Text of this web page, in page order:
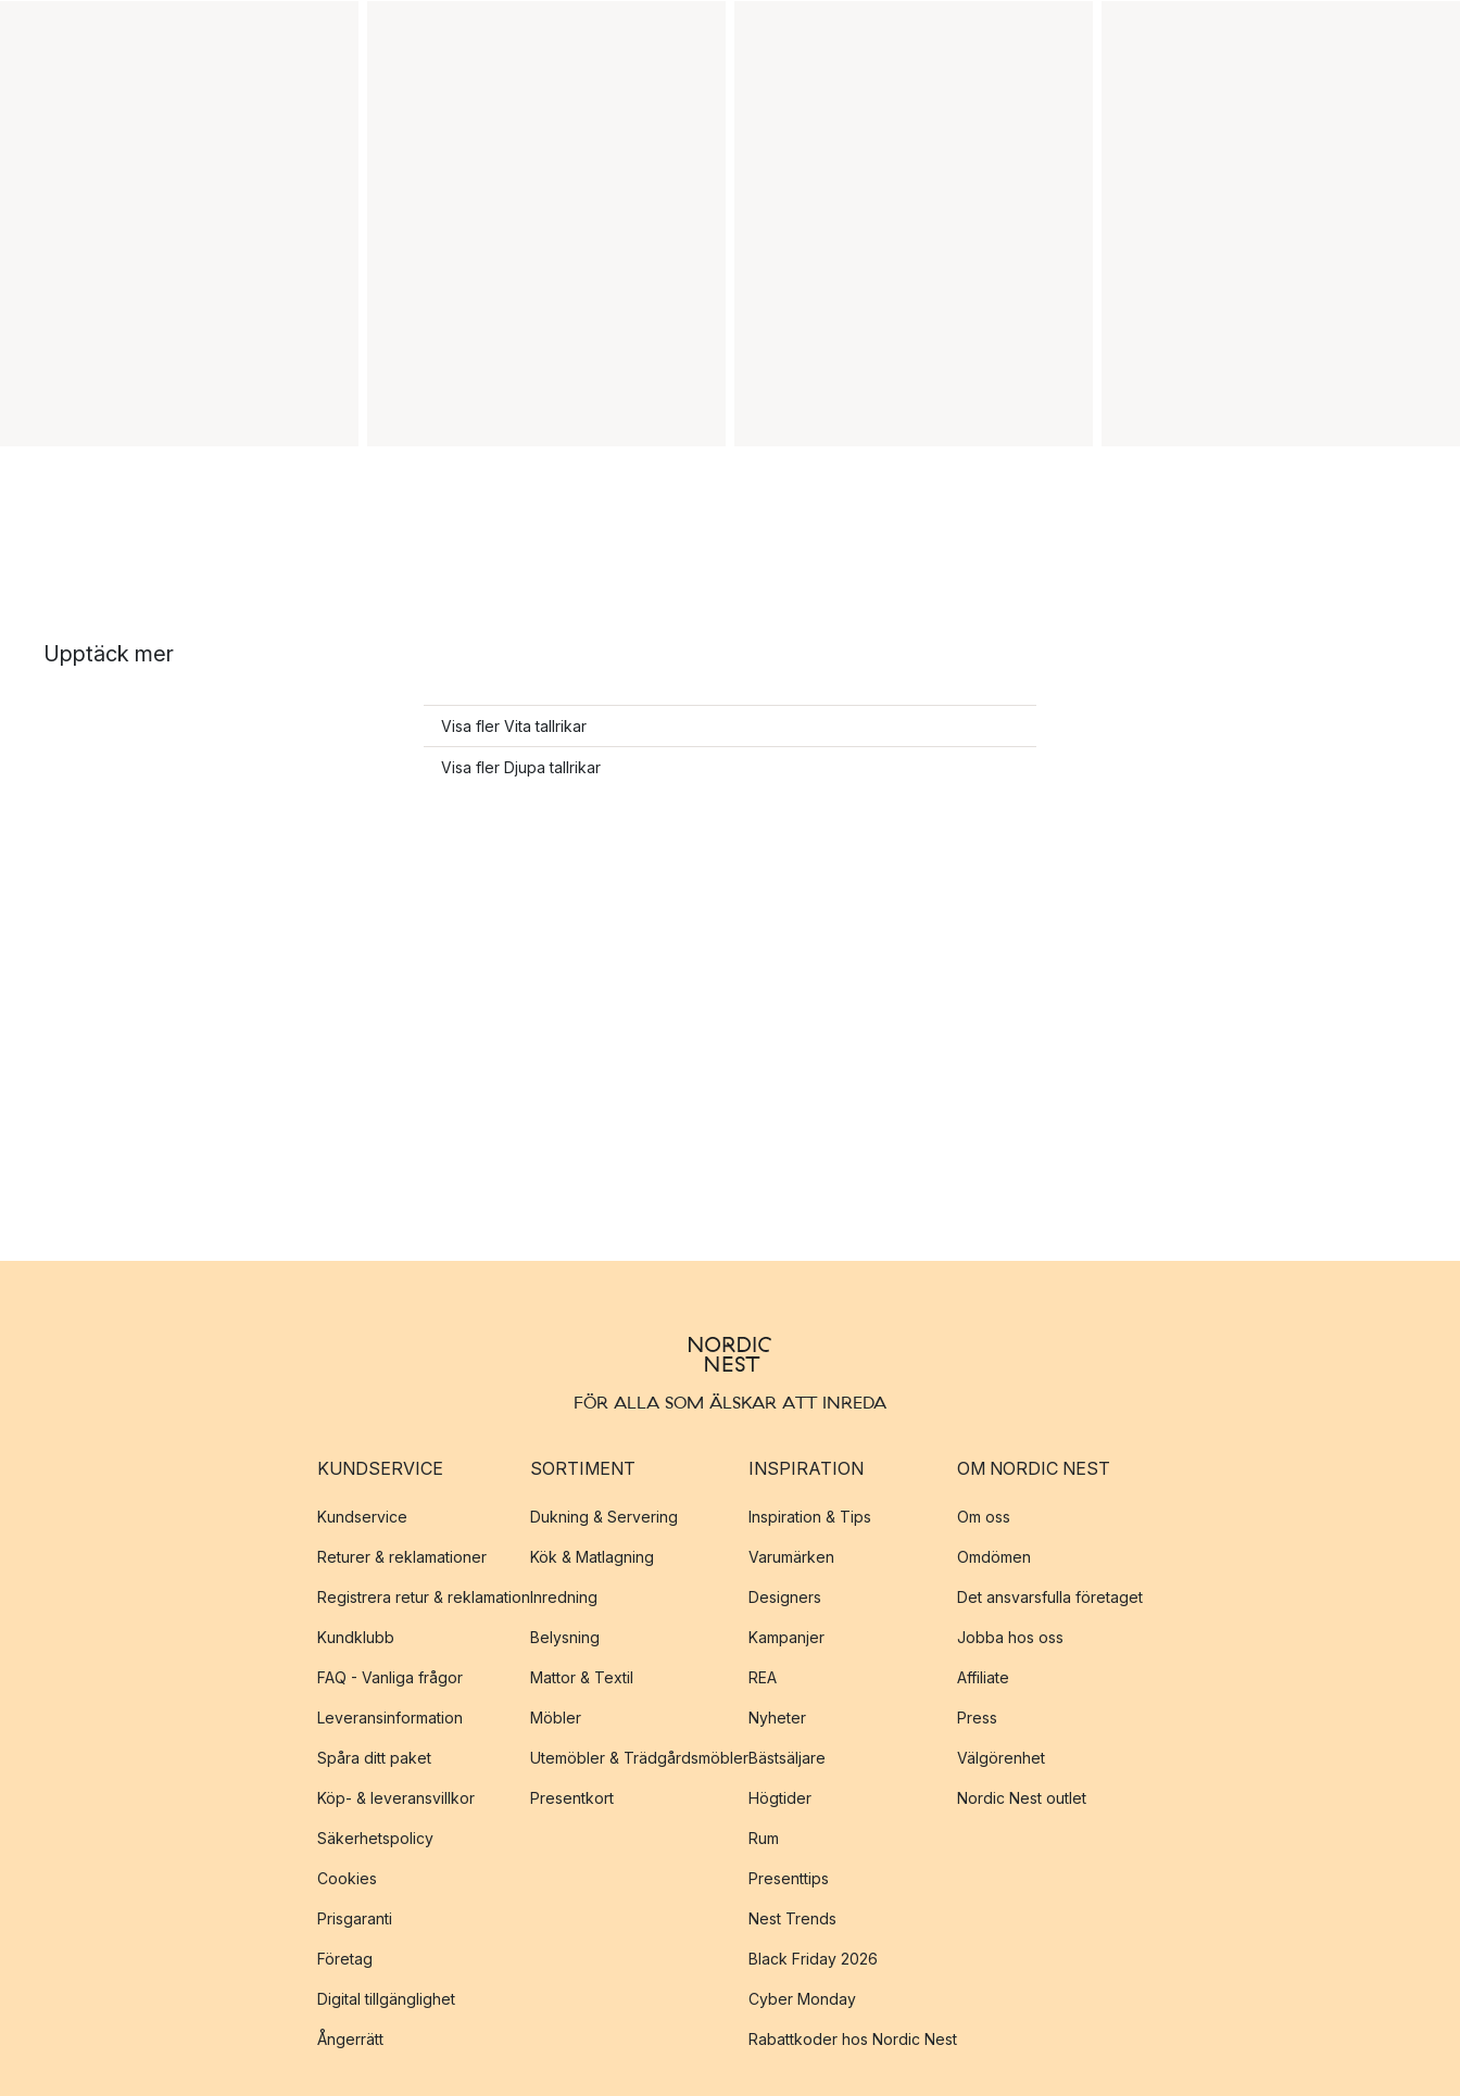
Upptäck mer
Visa fler Vita tallrikar
Visa fler Djupa tallrikar
FÖR ALLA SOM ÄLSKAR ATT INREDA
KUNDSERVICE
Kundservice
Returer & reklamationer
Registrera retur & reklamation
Kundklubb
FAQ - Vanliga frågor
Leveransinformation
Spåra ditt paket
Köp- & leveransvillkor
Säkerhetspolicy
Cookies
Prisgaranti
Företag
Digital tillgänglighet
Ångerrätt
SORTIMENT
Dukning & Servering
Kök & Matlagning
Inredning
Belysning
Mattor & Textil
Möbler
Utemöbler & Trädgårdsmöbler
Presentkort
INSPIRATION
Inspiration & Tips
Varumärken
Designers
Kampanjer
REA
Nyheter
Bästsäljare
Högtider
Rum
Presenttips
Nest Trends
Black Friday 2026
Cyber Monday
Rabattkoder hos Nordic Nest
OM NORDIC NEST
Om oss
Omdömen
Det ansvarsfulla företaget
Jobba hos oss
Affiliate
Press
Välgörenhet
Nordic Nest outlet